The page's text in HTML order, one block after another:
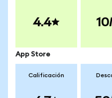
4.4
App Store
Calificación